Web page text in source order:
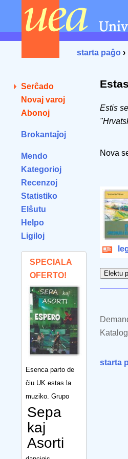
starta paĝo ›
Serĉado
Novaj varoj
Abonoj
Brokantaĵoj
Mendo
Kategorioj
Recenzoj
Statistiko
Elŝutu
Helpo
Ligiloj
SPECIALA
OFERTO!
Esenca parto de
ĉiu UK estas la
muziko. Grupo
Sepa
kaj
Asorti
Estis
Nova
starta